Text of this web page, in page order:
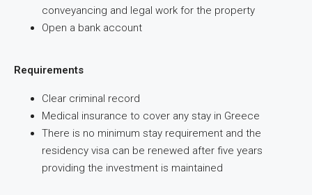
conveyancing and legal work for the property
Open a bank account
Requirements
Clear criminal record
Medical insurance to cover any stay in Greece
There is no minimum stay requirement and the
residency visa can be renewed after five years
providing the investment is maintained